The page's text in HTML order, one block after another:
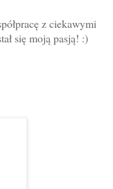
z ciekawymi
się moją pasją! :)